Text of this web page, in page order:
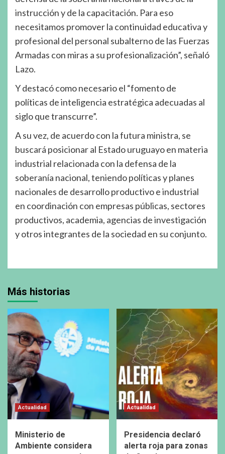
instrucción y de la capacitación. Para eso
necesitamos promover la continuidad educativa y
profesional del personal subalterno de las Fuerzas
Armadas con miras a su profesionalización”, señaló
Lazo.
Y destacó como necesario el “fomento de
políticas de inteligencia estratégica adecuadas al
siglo que transcurre”.
A su vez, de acuerdo con la futura ministra, se
buscará posicionar al Estado uruguayo en materia
industrial relacionada con la defensa de la
soberanía nacional, teniendo políticas y planes
nacionales de desarrollo productivo e industrial
en coordinación con empresas públicas, sectores
productivos, academia, agencias de investigación
y otros integrantes de la sociedad en su conjunto.
Más historias
Actualidad
Ministerio de
Ambiente considera
Actualidad
Presidencia declaró
alerta roja para zonas